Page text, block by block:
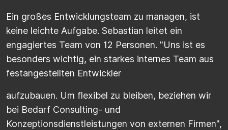
Ein großes Entwicklungsteam zu managen, ist
keine leichte Aufgabe. Sebastian leitet ein
engagiertes Team von 12 Personen. "Uns ist es
besonders wichtig, ein starkes internes Team aus
festangestellten Entwickler
aufzubauen. Um flexibel zu bleiben, beziehen wir
bei Bedarf Consulting- und
Konzeptionsdienstleistungen von externen Firmen",